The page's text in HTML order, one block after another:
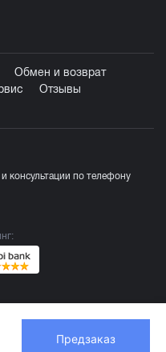
Предзаказ
Обмен и возврат
Отзывы
консультации по телефону